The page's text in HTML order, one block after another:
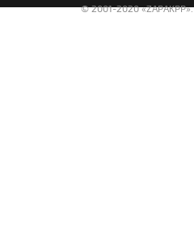
© 2001-2020 «ZAPAKPP».